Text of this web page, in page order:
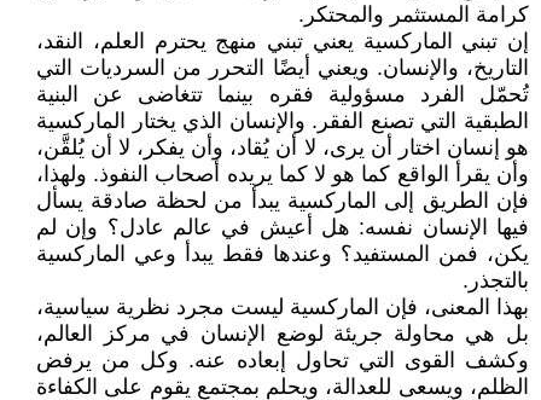
كرامة المستثمر والمحتكر.
إن تبني الماركسية يعني تبني منهج يحترم العلم، النقد،
التاريخ، والإنسان. ويعني أيضًا التحرر من السرديات التي
تُحمّل الفرد مسؤولية فقره بينما تتغاضى عن البنية
الطبقية التي تصنع الفقر. والإنسان الذي يختار الماركسية
هو إنسان اختار أن يرى، لا أن يُقاد، وأن يفكر، لا أن يُلقَّن،
وأن يقرأ الواقع كما هو لا كما يريده أصحاب النفوذ. ولهذا،
فإن الطريق إلى الماركسية يبدأ من لحظة صادقة يسأل
فيها الإنسان نفسه: هل أعيش في عالم عادل؟ وإن لم
يكن، فمن المستفيد؟ وعندها فقط يبدأ وعي الماركسية
بالتجذر.
بهذا المعنى، فإن الماركسية ليست مجرد نظرية سياسية،
بل هي محاولة جريئة لوضع الإنسان في مركز العالم،
وكشف القوى التي تحاول إبعاده عنه. وكل من يرفض
الظلم، ويسعى للعدالة، ويحلم بمجتمع يقوم على الكفاءة